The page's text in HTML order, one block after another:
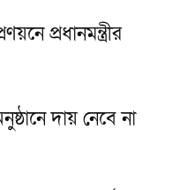
প্রধানমন্ত্রীর
দায় নেবে না